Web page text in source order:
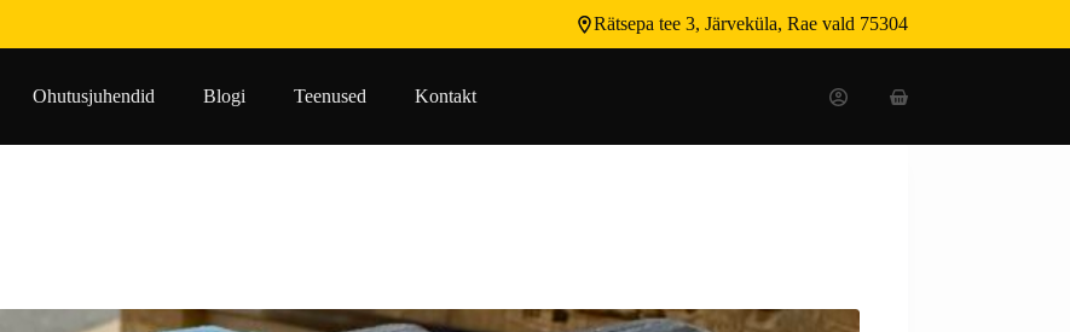
Rätsepa tee 3, Järveküla, Rae vald 75304
Ohutusjuhendid Blogi Teenused Kontakt